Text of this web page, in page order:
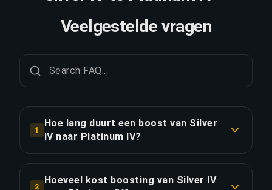
Veelgestelde vragen
1
Hoe lang duurt een boost van Silver
IV naar Platinum IV?
doorgaans 5-7 dagen. Met Priority Order is de
2
Hoeveel kost boosting van Silver IV